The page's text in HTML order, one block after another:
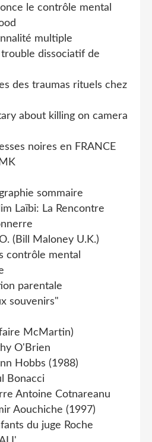
le contrôle mental
multiple
dissociatif de
des traumas rituels chez
about killing on camera
noires en FRANCE
sommaire
Laïbi: La Rencontre
(Bill Maloney U.K.)
contrôle mental
parentale
souvenirs"
McMartin)
O'Brien
Hobbs (1988)
Bonacci
Antoine Cotnareanu
Aouchiche (1997)
du juge Roche